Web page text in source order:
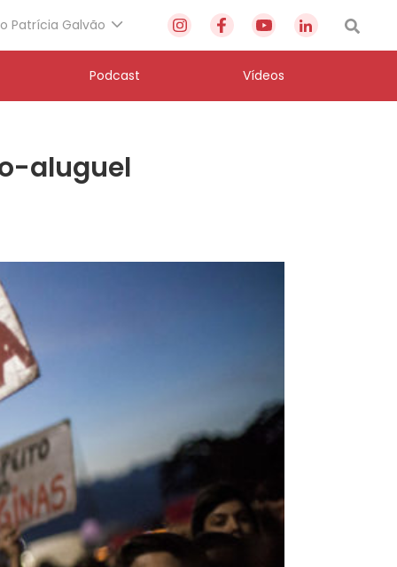
Patrícia Galvão
Podcast Vídeos
aluguel